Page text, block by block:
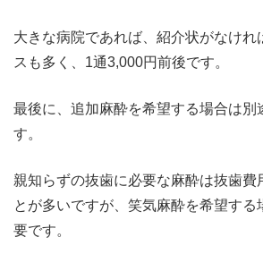
大きな病院であれば、紹介状がなけれ
スも多く、1通3,000円前後です。
最後に、追加麻酔を希望する場合は別
す。
親知らずの抜歯に必要な麻酔は抜歯費
とが多いですが、笑気麻酔を希望する
要です。